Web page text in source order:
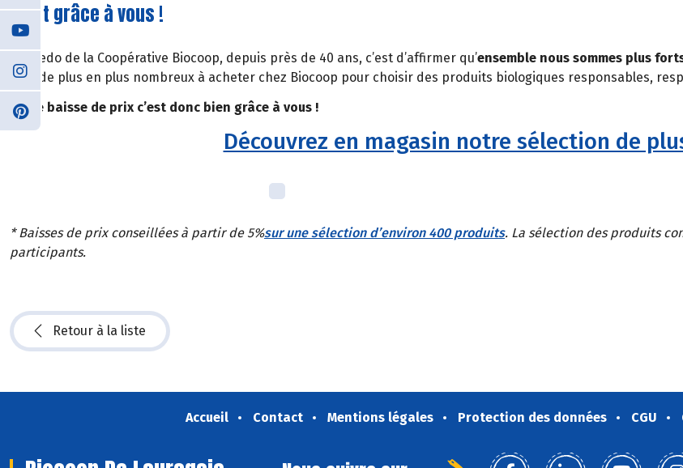
C’est grâce à vous !
Le credo de la Coopérative Biocoop, depuis près de 40 ans, c’est d’affirmer qu’ensemble nous sommes plus
êtes de plus en plus nombreux à acheter chez Biocoop pour choisir des produits biologiques responsables,
Cette baisse de prix c’est donc bien grâce à vous !
Découvrez en magasin notre sélection de
* Baisses de prix conseillées à partir de 5%sur une sélection d’environ 400 produits. La sélection des produits
participants.
Retour à la liste
Accueil Contact Mentions légales Protection des données CGU